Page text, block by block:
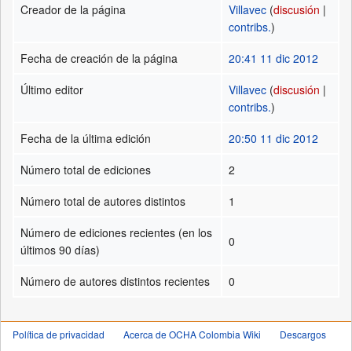
Creador de la página Villavec (discusión |
contribs.)
Fecha de creación de la página
20:41 11 dic 2012
Último editor
Villavec (discusión |
contribs.)
Fecha de la última edición
20:50 11 dic 2012
Número total de ediciones
2
Número total de autores distintos
1
Número de ediciones recientes (en los
últimos 90 días)
0
Número de autores distintos recientes 0
Política de privacidad Acerca de OCHA Colombia Wiki Descargos